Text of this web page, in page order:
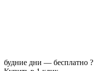
будние дни — бесплатно ?